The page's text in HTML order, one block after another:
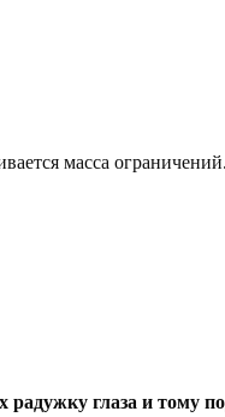
масса
глаза и тому